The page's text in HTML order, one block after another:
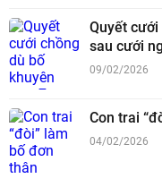
Quyết cưới
sau cưới
09/02/2026
Con trai
04/02/2026